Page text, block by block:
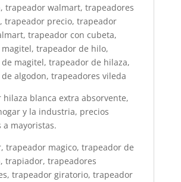
trapeador walmart, trapeadores
trapeador precio, trapeador
trapeador con cubeta,
trapeador de hilo,
magitel, trapeador de hilaza,
algodon, trapeadores vileda
hilaza blanca extra absorvente,
y la industria, precios
a mayoristas.
trapeador magico, trapeador de
trapiador, trapeadores
trapeador giratorio, trapeador